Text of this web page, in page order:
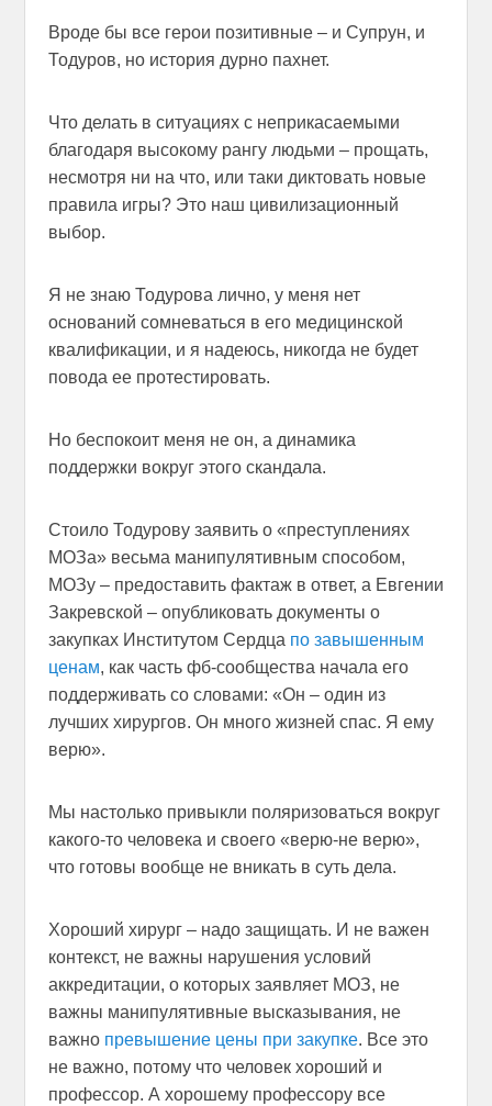
Вроде бы все герои позитивные – и Супрун, и
Тодуров, но история дурно пахнет.
Что делать в ситуациях с неприкасаемыми
благодаря высокому рангу людьми – прощать,
несмотря ни на что, или таки диктовать новые
правила игры? Это наш цивилизационный
выбор.
Я не знаю Тодурова лично, у меня нет
оснований сомневаться в его медицинской
квалификации, и я надеюсь, никогда не будет
повода ее протестировать.
Но беспокоит меня не он, а динамика
поддержки вокруг этого скандала.
Стоило Тодурову заявить о «преступлениях
МОЗа» весьма манипулятивным способом,
МОЗу – предоставить фактаж в ответ, а Евгении
Закревской – опубликовать документы о
закупках Институтом Сердца по завышенным
ценам, как часть фб-сообщества начала его
поддерживать со словами: «Он – один из
лучших хирургов. Он много жизней спас. Я ему
верю».
Мы настолько привыкли поляризоваться вокруг
какого-то человека и своего «верю-не верю»,
что готовы вообще не вникать в суть дела.
Хороший хирург – надо защищать. И не важен
контекст, не важны нарушения условий
аккредитации, о которых заявляет МОЗ, не
важны манипулятивные высказывания, не
важно превышение цены при закупке. Все это
не важно, потому что человек хороший и
профессор. А хорошему профессору все